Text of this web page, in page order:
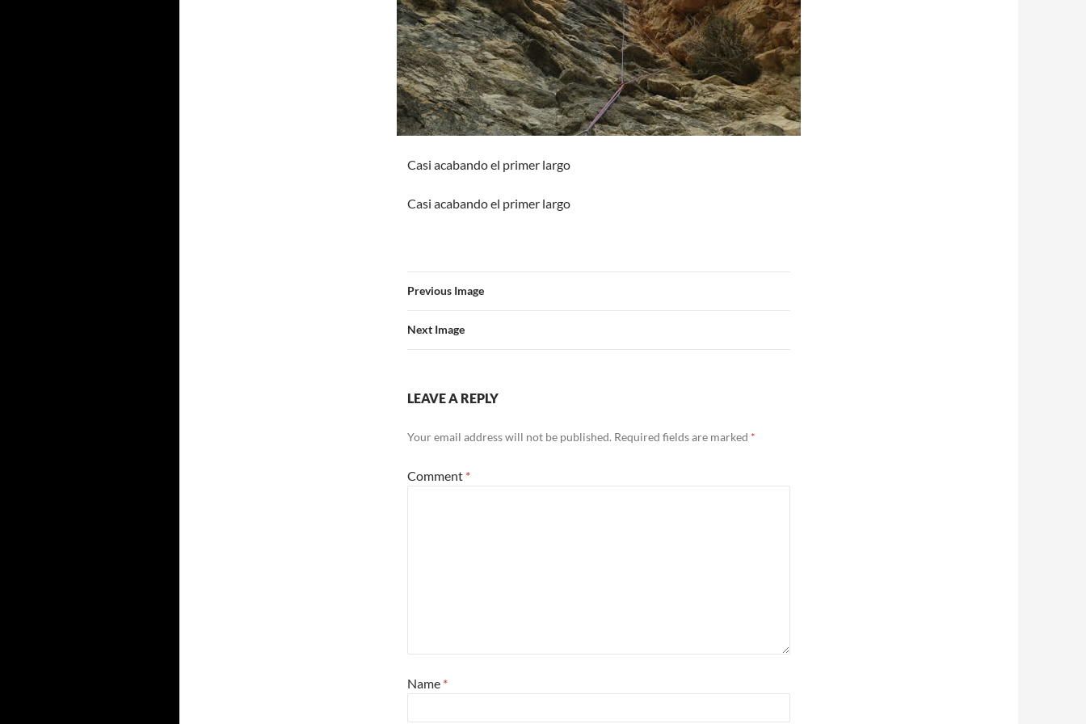
Casi acabando el primer largo
Casi acabando el primer largo
Previous Image
Next Image
LEAVE A REPLY
Your email address will not be published. Required fields are marked *
Comment *
Name *